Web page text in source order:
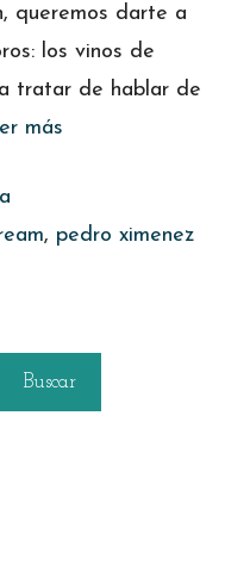
queremos darte a
los vinos de
tratar de hablar de
más
, pedro ximenez
Buscar